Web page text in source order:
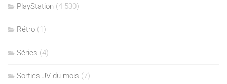
PlayStation (4 530)
Rétro (1)
Séries (4)
Sorties JV du mois (7)